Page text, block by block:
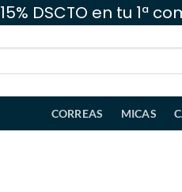
15% DSCTO en tu 1ª
CORREAS MICAS